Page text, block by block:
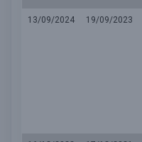
13/09/2024 19/09/2023